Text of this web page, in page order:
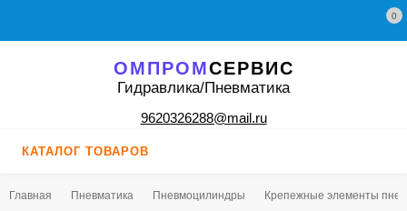
0
ОМПРОМСЕРВИС
Гидравлика/Пневматика
9620326288@mail.ru
КАТАЛОГ ТОВАРОВ
Главная Пневматика Пневмоцилиндры Крепежные элементы